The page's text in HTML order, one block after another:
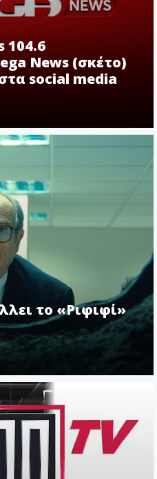
104.6
News (σκέτο)
social media
το «Ριφιφί»